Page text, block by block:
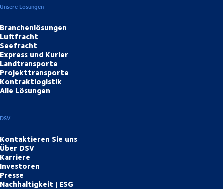
Unsere Lösungen
Branchenlösungen
Luftfracht
Seefracht
Express und Kurier
Landtransporte
Projekttransporte
Kontraktlogistik
Alle Lösungen
DSV
Kontaktieren Sie uns
Über DSV
Karriere
Investoren
Presse
Nachhaltigkeit | ESG